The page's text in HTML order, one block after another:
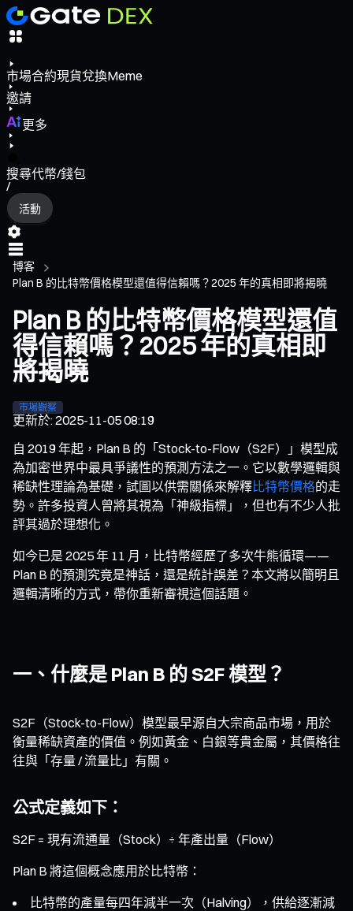
市場合約現貨兌換Meme
邀請
更多
搜尋代幣/錢包
/
活動
博客
Plan B 的比特幣價格模型還值得信賴嗎？2025 年的真相即將揭曉
Plan B 的比特幣價格模型還值
得信賴嗎？2025 年的真相即
將揭曉
市場觀察
更新於:2025-11-05 08:19
自 2019 年起，Plan B 的「Stock-to-Flow（S2F）」模型成
為加密世界中最具爭議性的預測方法之一。它以數學邏輯與
稀缺性理論為基礎，試圖以供需關係來解釋比特幣價格的走
勢。許多投資人曾將其視為「神級指標」，但也有不少人批
評其過於理想化。
如今已是 2025 年 11 月，比特幣經歷了多次牛熊循環——
Plan B 的預測究竟是神話，還是統計誤差？本文將以簡明且
邏輯清晰的方式，帶你重新審視這個話題。
一、什麼是 Plan B 的 S2F 模型？
S2F（Stock-to-Flow）模型最早源自大宗商品市場，用於
衡量稀缺資產的價值。例如黃金、白銀等貴金屬，其價格往
往與「存量 / 流量比」有關。
公式定義如下：
S2F = 現有流通量（Stock）÷ 年產出量（Flow）
Plan B 將這個概念應用於比特幣：
比特幣的產量每四年減半一次（Halving），供給逐漸減